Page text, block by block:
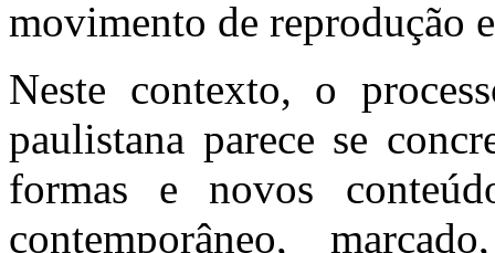
movimento de reprodução
Neste contexto, o
paulistana parece se
formas e novos
contemporâneo,